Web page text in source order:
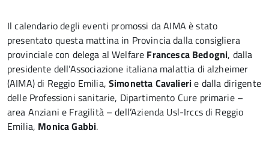
Il calendario degli eventi promossi da AIMA è stato
presentato questa mattina in Provincia dalla consigliera
provinciale con delega al Welfare Francesca Bedogni, dalla
presidente dell’Associazione italiana malattia di alzheimer
(AIMA) di Reggio Emilia,Simonetta Cavalierie dalla dirigente
delle Professioni sanitarie, Dipartimento Cure primarie –
area Anziani e Fragilità – dell’Azienda Usl-Irccs di Reggio
Emilia, Monica Gabbi.